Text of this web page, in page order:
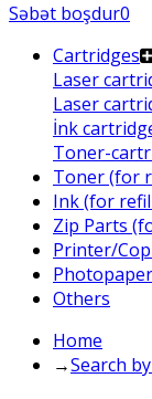
Səbət boşdur0
Cartridges
Laser
Laser
İnk
Toner-
Toner (for
Ink (for
Zip Parts
Printer/
Photopaper
Others
Home
→Search